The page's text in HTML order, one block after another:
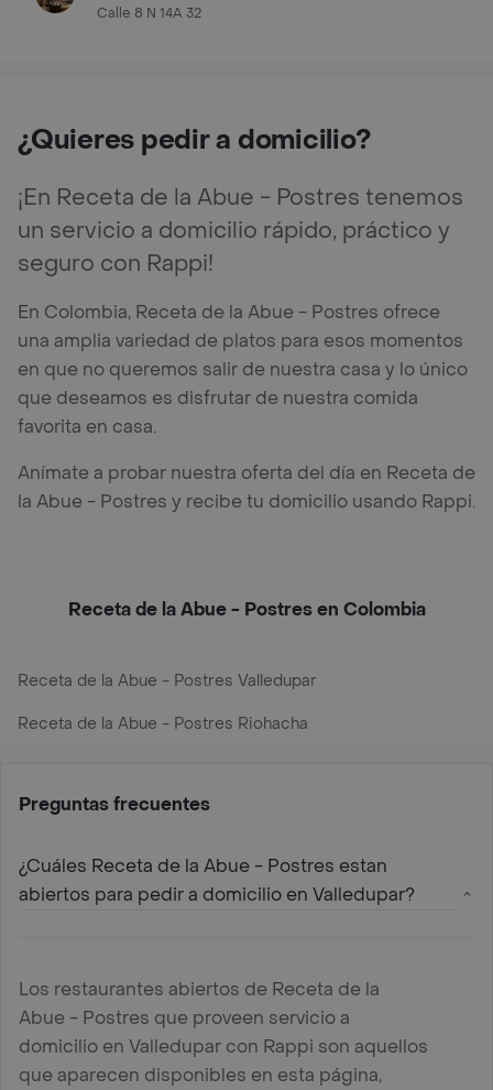
Calle 8 N 14A 32
¿Quieres pedir a domicilio?
¡En Receta de la Abue - Postres tenemos
un servicio a domicilio rápido, práctico y
seguro con Rappi!
En Colombia, Receta de la Abue - Postres ofrece
una amplia variedad de platos para esos momentos
en que no queremos salir de nuestra casa y lo único
que deseamos es disfrutar de nuestra comida
favorita en casa.
Anímate a probar nuestra oferta del día en Receta de
la Abue - Postres y recibe tu domicilio usando Rappi.
Receta de la Abue - Postres en Colombia
Receta de la Abue - Postres Valledupar
Receta de la Abue - Postres Riohacha
Preguntas frecuentes
¿Cuáles Receta de la Abue - Postres estan
abiertos para pedir a domicilio en Valledupar?
Los restaurantes abiertos de Receta de la
Abue - Postres que proveen servicio a
domicilio en Valledupar con Rappi son aquellos
que aparecen disponibles en esta página,